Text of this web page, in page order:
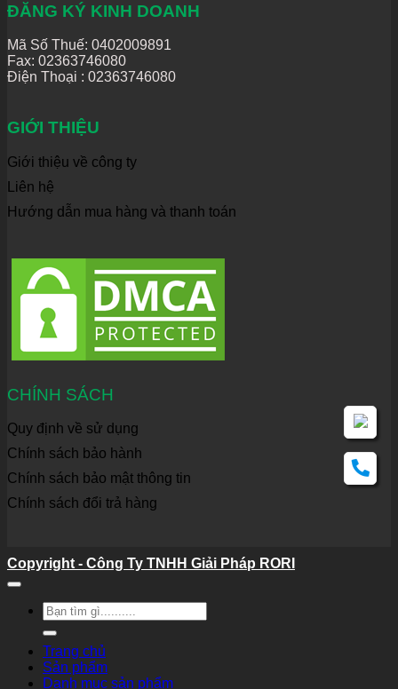
ĐĂNG KÝ KINH DOANH
Mã Số Thuế: 0402009891
Fax: 02363746080
Điện Thoại : 02363746080
GIỚI THIỆU
Giới thiệu về công ty
Liên hệ
Hướng dẫn mua hàng và thanh toán
CHÍNH SÁCH
Quy định về sử dụng
Chính sách bảo hành
Chính sách bảo mật thông tin
Chính sách đổi trả hàng
Copyright - Công Ty TNHH Giải Pháp RORI
Tìm
kiếm:
Trang chủ
Sản phẩm
Danh mục sản phẩm